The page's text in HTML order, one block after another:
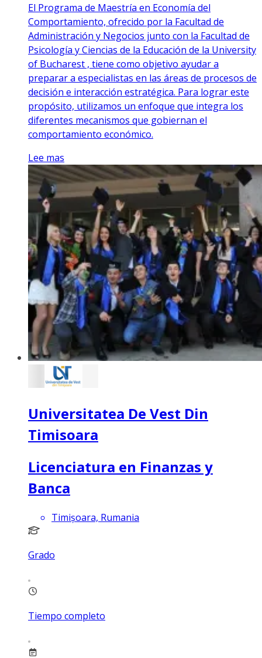
El Programa de Maestría en Economía del
Comportamiento, ofrecido por la Facultad de
Administración y Negocios junto con la Facultad de
Psicología y Ciencias de la Educación de la University
of Bucharest , tiene como objetivo ayudar a
preparar a especialistas en las áreas de procesos de
decisión e interacción estratégica. Para lograr este
propósito, utilizamos un enfoque que integra los
diferentes mecanismos que gobiernan el
comportamiento económico.
Lee mas
Universitatea De Vest Din
Timisoara
Licenciatura en Finanzas y
Banca
Timișoara, Rumania
Grado
Tiempo completo